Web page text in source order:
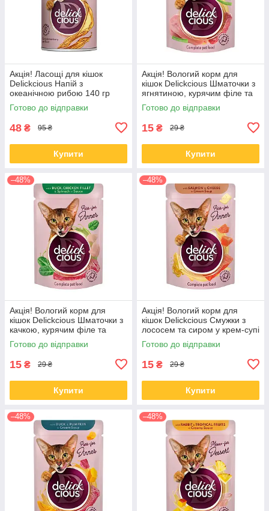
Акція! Ласощі для кішок
Delickcious Напій з
океанічною рибою 140 гр
Готово до відправки
48 ₴ 95 ₴
Купити
Акція! Вологий корм для
кішок Delickcious Шматочки з
ягнятиною, курячим філе та
квасолею спаржевою в желе
85 гр 12 шт
Готово до відправки
15 ₴ 29 ₴
Купити
–48%
Акція! Вологий корм для
кішок Delickcious Шматочки з
качкою, курячим філе та
шпинатом у соусі 85 гр 12 шт
Готово до відправки
15 ₴ 29 ₴
Купити
–48%
Акція! Вологий корм для
кішок Delickcious Смужки з
лососем та сиром у крем-супі
85 гр 12 шт
Готово до відправки
15 ₴ 29 ₴
Купити
–48% –48%